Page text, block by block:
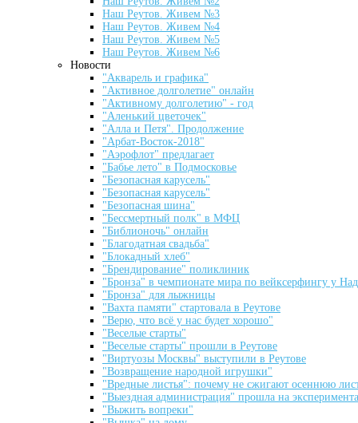
Наш Реутов. Живем №3
Наш Реутов. Живем №4
Наш Реутов. Живем №5
Наш Реутов. Живем №6
Новости
"Акварель и графика"
"Активное долголетие" онлайн
"Активному долголетию" - год
"Аленький цветочек"
"Алла и Петя". Продолжение
"Арбат-Восток-2018"
"Аэрофлот" предлагает
"Бабье лето" в Подмосковье
"Безопасная карусель"
"Безопасная карусель"
"Безопасная шина"
"Бессмертный полк" в МФЦ
"Библионочь" онлайн
"Благодатная свадьба"
"Блокадный хлеб"
"Брендирование" поликлиник
"Бронза" в чемпионате мира по вейксерфингу у
"Бронза" для лыжницы
"Вахта памяти" стартовала в Реутове
"Верю, что всё у нас будет хорошо"
"Веселые старты"
"Веселые старты" прошли в Реутове
"Виртуозы Москвы" выступили в Реутове
"Возвращение народной игрушки"
"Вредные листья": почему не сжигают осеннюю
"Выездная администрация" прошла на
"Выжить вопреки"